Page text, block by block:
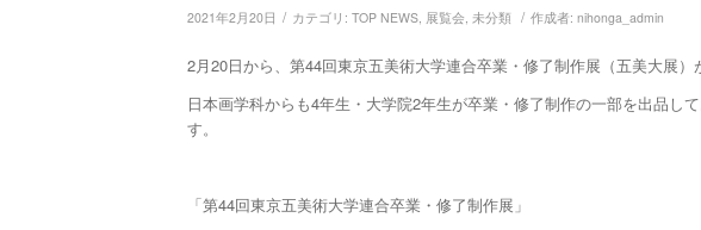
2021年2月20日 / カテゴリ: TOP NEWS, 展覧会, 未分類 / 作成者: nihonga_admin
2月20日から、第44回東京五美術大学連合卒業・修了制作展（五美大展）
日本画学科からも4年生・大学院2年生が卒業・修了制作の一部を出品し
す。
「第44回東京五美術大学連合卒業・修了制作展」